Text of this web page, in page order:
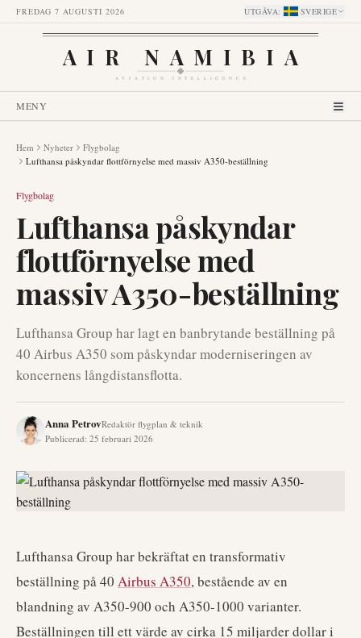
FREDAG 7 AUGUSTI 2026 UTGÅVA: SVERIGE
AIR NAMIBIA
AVIATION INTELLIGENCE
MENY
Hem Nyheter
Flygbolag
Lufthansa påskyndar flottförnyelse med massiv A350-beställning
Flygbolag
Lufthansa påskyndar
flottförnyelse med
massiv A350-beställning
Lufthansa Group har lagt en banbrytande beställning på
40 Airbus A350 som påskyndar moderniseringen av
koncernens långdistansflotta.
Anna PetrovRedaktör flygplan & teknik
Publicerad: 25 februari 2026
Lufthansa Group har bekräftat en transformativ
beställning på 40 Airbus A350, bestående av en
blandning av A350-900 och A350-1000 varianter.
Beställningen till ett värde av cirka 15 miljarder dollar i